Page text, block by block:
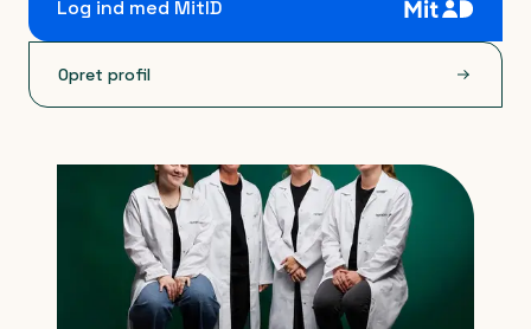
Log ind med MitID
Opret profil